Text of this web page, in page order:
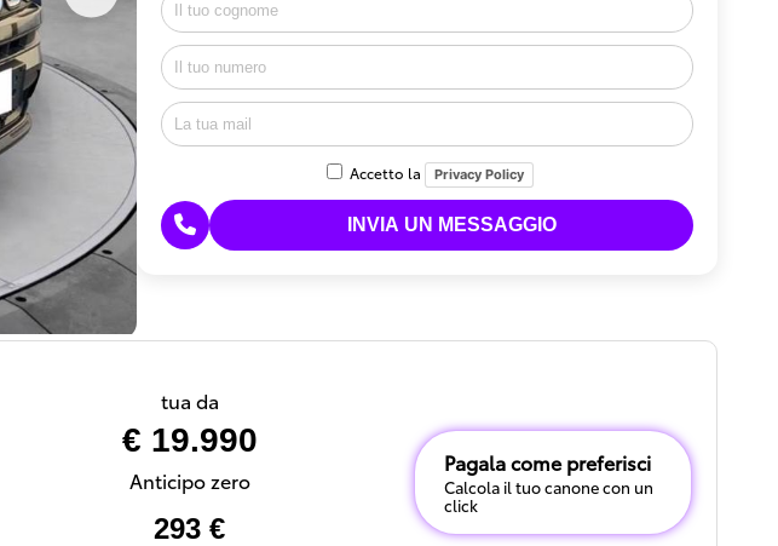
Accetto la Privacy Policy
tua da
€ 19.990
Anticipo zero
293 €
Pagala come preferisci
Calcola il tuo canone con un
click